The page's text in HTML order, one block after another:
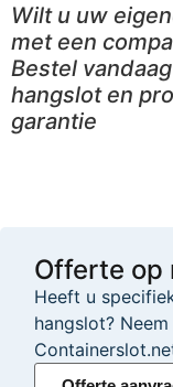
Wilt u uw
met een
Bestel
hangslot en
garantie
Offerte op
Heeft u
hangslot?